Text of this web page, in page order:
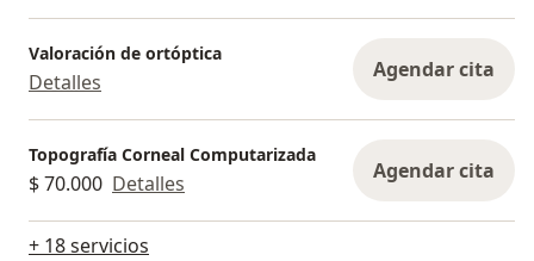
Valoración de ortóptica
Detalles Agendar cita
Topografía Corneal Computarizada
$ 70.000 Detalles Agendar cita
+ 18 servicios